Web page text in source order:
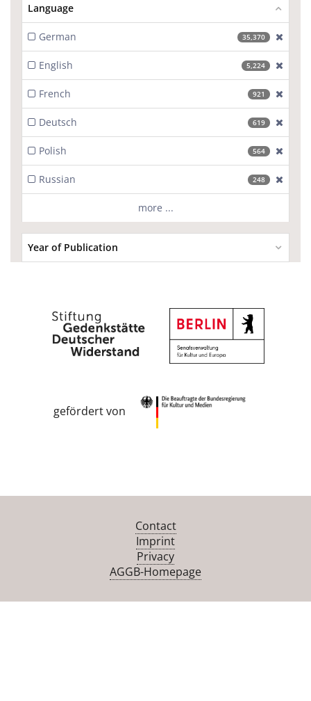
Language
German 35,370
English 5,224
French 921
Deutsch 619
Polish 564
Russian 248
more ...
Year of Publication
gefördert von
Contact
Imprint
Privacy
AGGB-Homepage